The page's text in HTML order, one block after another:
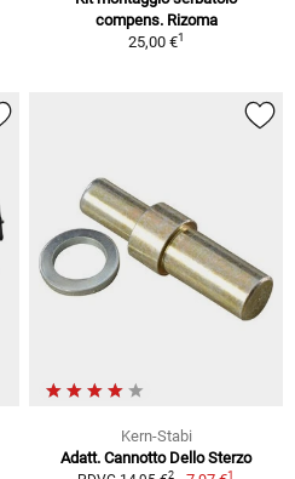
compens. Rizoma
25,00 €1
Kern-Stabi
Adatt. Cannotto Dello Sterzo
2 1